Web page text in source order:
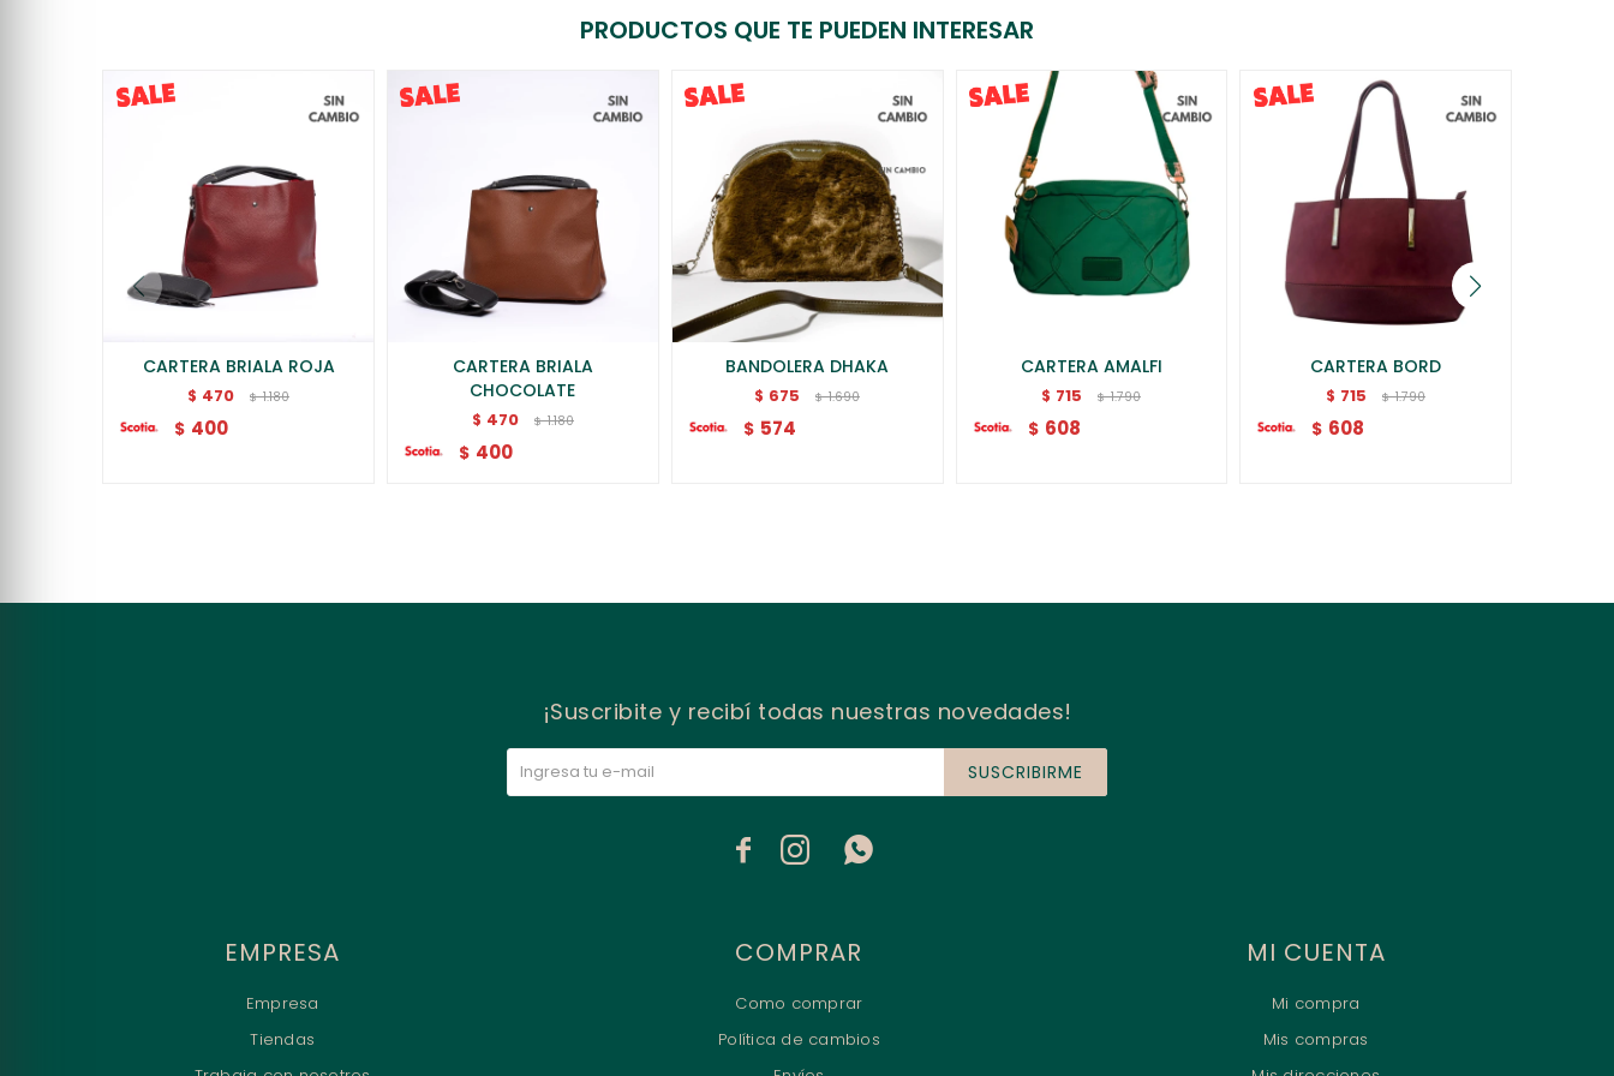
PRODUCTOS QUE TE PUEDEN INTERESAR
CARTERA BRIALA ROJA
$ 470 $ 1.180
$ 400
CARTERA BRIALA
CHOCOLATE
$ 470 $ 1.180
$ 400
BANDOLERA DHAKA
$ 675 $ 1.690
$ 574
CARTERA AMALFI
$ 715 $ 1.790
$ 608
CARTERA BORD
$ 715 $ 1.790
$ 608
EMPRESA
Empresa
Tiendas
COMPRAR
Como comprar
Política de cambios
MI CUENTA
Mi compra
Mis compras
¡Suscribite y recibí todas nuestras novedades!
SUSCRIBIRME
  